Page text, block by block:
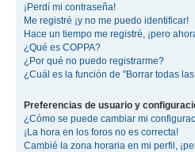
¡Perdí mi contraseña!
Me registré ¡y no me puedo identificar!
Hace un tiempo me registré, ¡pero
¿Qué es COPPA?
¿Por qué no puedo registrarme?
¿Cuál es la función de "Borrar todas
Preferencias de usuario y
¿Cómo se puede cambiar mi
¡La hora en los foros no es correcta!
Cambié la zona horaria en mi perfil,